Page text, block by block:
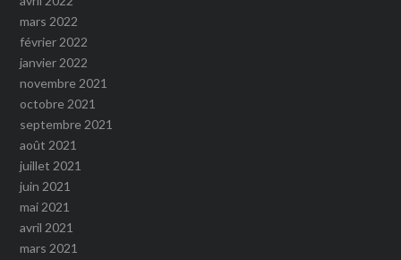
mars 2022
février 2022
janvier 2022
novembre 2021
octobre 2021
septembre 2021
août 2021
juillet 2021
juin 2021
mai 2021
avril 2021
mars 2021